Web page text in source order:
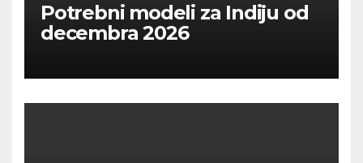
Potrebni modeli za Indiju od
decembra 2026